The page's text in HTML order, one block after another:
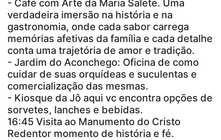
- Café com Arte da Maria Salete. Uma
verdadeira imersão na história e na
gastronomia, onde cada sabor carrega
memórias afetivas da família e cada detalhe
conta uma trajetória de amor e tradição.
- Jardim do Aconchego: Oficina de como
cuidar de suas orquídeas e suculentas e
comercialização das mesmas.
- Kiosque da Jô aqui vc encontra opções de
sorvetes, lanches e bebidas.
16:45 Visita ao Manumento do Cristo
Redentor momento de história e fé.